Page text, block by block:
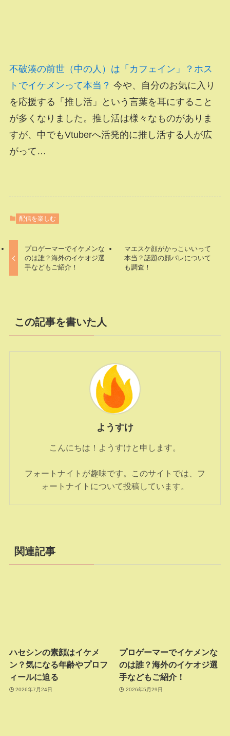
不破湊の前世（中の人）は「カフェイン」？ホス
トでイケメンって本当？ 今や、自分のお気に入り
を応援する「推し活」という言葉を耳にすること
が多くなりました。推し活は様々なものがありま
すが、中でもVtuberへ活発的に推し活する人が広
がって…
配信を楽しむ
プロゲーマーでイケメンな
のは誰？海外のイケオジ選
手などもご紹介！
マエスケ顔がかっこいいって
本当？話題の顔バレについて
も調査！
この記事を書いた人
ようすけ
こんにちは！ようすけと申します。
フォートナイトが趣味です。このサイトでは、フ
ォートナイトについて投稿しています。
関連記事
ハセシンの素顔はイケメ
ン？気になる年齢やプロフ
ィールに迫る
2026年7月24日
プロゲーマーでイケメンな
のは誰？海外のイケオジ選
手などもご紹介！
2026年5月29日